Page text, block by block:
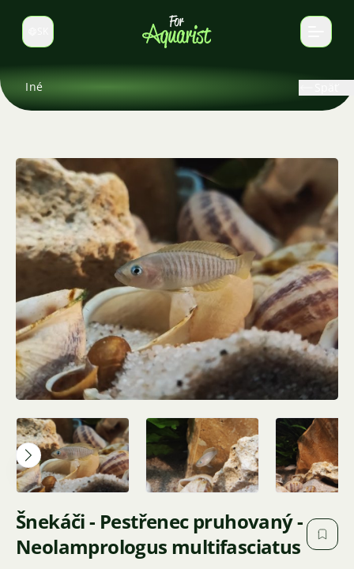
Prepnúť jazyk
Iné
Šnekáči - Pestřenec pruhovaný -
Neolamprologus multifasciatus